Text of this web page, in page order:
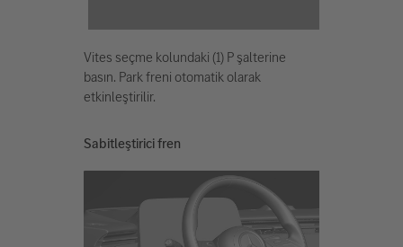
Vites seçme kolundaki (1) P şalterine
basın. Park freni otomatik olarak
etkinleştirilir.
Sabitleştirici fren